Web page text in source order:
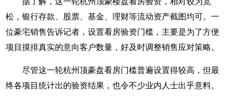
松，银行存款、股票、基金、理财等流动资产截图均可。一
位豪宅销售告诉记者，设置看房验资门槛，主要是为了方便
项目摸排真实的意向客户数量，好及时调整销售应对策略。
尽管这一轮杭州顶豪盘看房门槛普遍设置得较高，但最
终各项目统计出的验资结果，也令不少业内人士出乎意料。